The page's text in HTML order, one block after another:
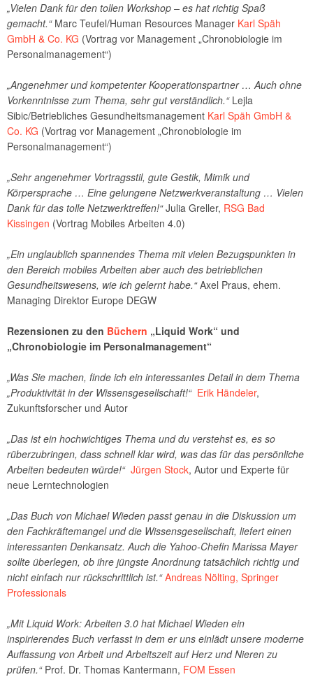
„Vielen Dank für den tollen Workshop – es hat richtig Spaß
gemacht.“Marc Teufel/Human Resources Manager Karl Späh
GmbH & Co. KG (Vortrag vor Management „Chronobiologie im
Personalmanagement“)
„Angenehmer und kompetenter Kooperationspartner … Auch ohne
Vorkenntnisse zum Thema, sehr gut verständlich.“Lejla
Sibic/Betriebliches Gesundheitsmanagement Karl Späh GmbH &
Co. KG (Vortrag vor Management „Chronobiologie im
Personalmanagement“)
„Sehr angenehmer Vortragsstil, gute Gestik, Mimik und
Körpersprache … Eine gelungene Netzwerkveranstaltung … Vielen
Dank für das tolle Netzwerktreffen!“Julia Greller, RSG Bad
Kissingen (Vortrag Mobiles Arbeiten 4.0)
„Ein unglaublich spannendes Thema mit vielen Bezugspunkten in
den Bereich mobiles Arbeiten aber auch des betrieblichen
Gesundheitswesens, wie ich gelernt habe.“Axel Praus, ehem.
Managing Direktor Europe DEGW
Rezensionen zu den Büchern „Liquid Work“ und
„Chronobiologie im Personalmanagement“
„Was Sie machen, finde ich ein interessantes Detail in dem Thema
„Produktivität in der Wissensgesellschaft!“ Erik Händeler,
Zukunftsforscher und Autor
„Das ist ein hochwichtiges Thema und du verstehst es, es so
rüberzubringen, dass schnell klar wird, was das für das persönliche
Arbeiten bedeuten würde!“ Jürgen Stock, Autor und Experte für
neue Lerntechnologien
„Das Buch von Michael Wieden passt genau in die Diskussion um
den Fachkräftemangel und die Wissensgesellschaft, liefert einen
interessanten Denkansatz. Auch die Yahoo-Chefin Marissa Mayer
sollte überlegen, ob ihre jüngste Anordnung tatsächlich richtig und
nicht einfach nur rückschrittlich ist.“Andreas Nölting, Springer
Professionals
„Mit Liquid Work: Arbeiten 3.0 hat Michael Wieden ein
inspirierendes Buch verfasst in dem er uns einlädt unsere moderne
Auffassung von Arbeit und Arbeitszeit auf Herz und Nieren zu
prüfen.“Prof. Dr. Thomas Kantermann, FOM Essen